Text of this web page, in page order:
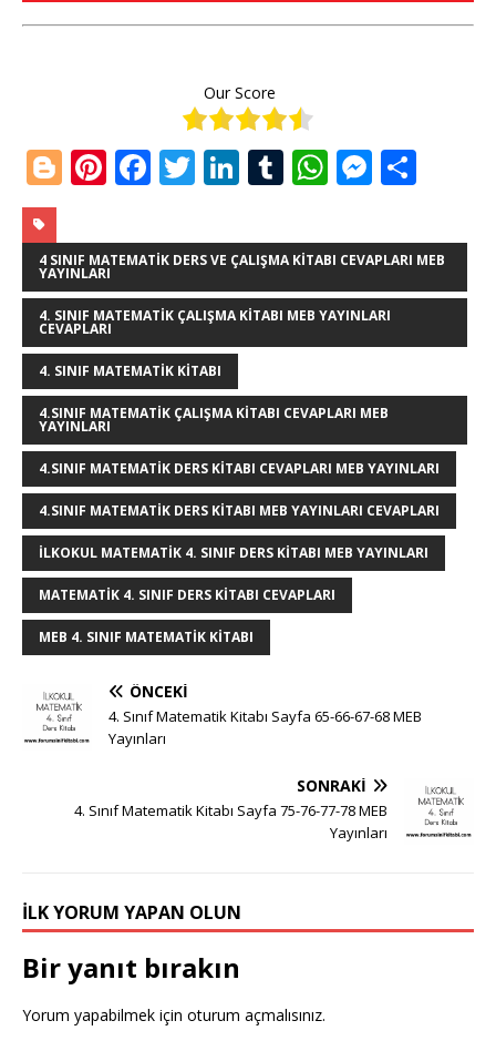
Our Score
Bl
g
g
e
r
Pi
te
r
e
st
F
c
e
b
o
o
k
T
it
te
r
Li
k
e
dI
n
T
m
bl
r
W
at
s
A
p
M
ss
e
n
g
r
ar
e
4 SINIF MATEMATIK DERS VE ÇALIŞMA KITABI CEVAPLARI MEB
YAYINLARI
4. SINIF MATEMATIK ÇALIŞMA KITABI MEB YAYINLARI
CEVAPLARI
4. SINIF MATEMATIK KITABI
4.SINIF MATEMATIK ÇALIŞMA KITABI CEVAPLARI MEB
YAYINLARI
4.SINIF MATEMATIK DERS KITABI CEVAPLARI MEB YAYINLARI
4.SINIF MATEMATIK DERS KITABI MEB YAYINLARI CEVAPLARI
ILKOKUL MATEMATIK 4. SINIF DERS KITABI MEB YAYINLARI
MATEMATIK 4. SINIF DERS KITABI CEVAPLARI
MEB 4. SINIF MATEMATIK KITABI
ÖNCEKI
4. Sınıf Matematik Kitabı Sayfa 65-66-67-68 MEB
Yayınları
SONRAKI
4. Sınıf Matematik Kitabı Sayfa 75-76-77-78 MEB
Yayınları
İLK YORUM YAPAN OLUN
Bir yanıt bırakın
Yorum yapabilmek için oturum açmalısınız.